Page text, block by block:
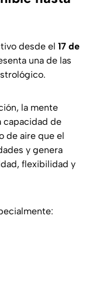
desde el 17 de
una de las
la mente
capacidad de
de aire que el
y genera
flexibilidad y